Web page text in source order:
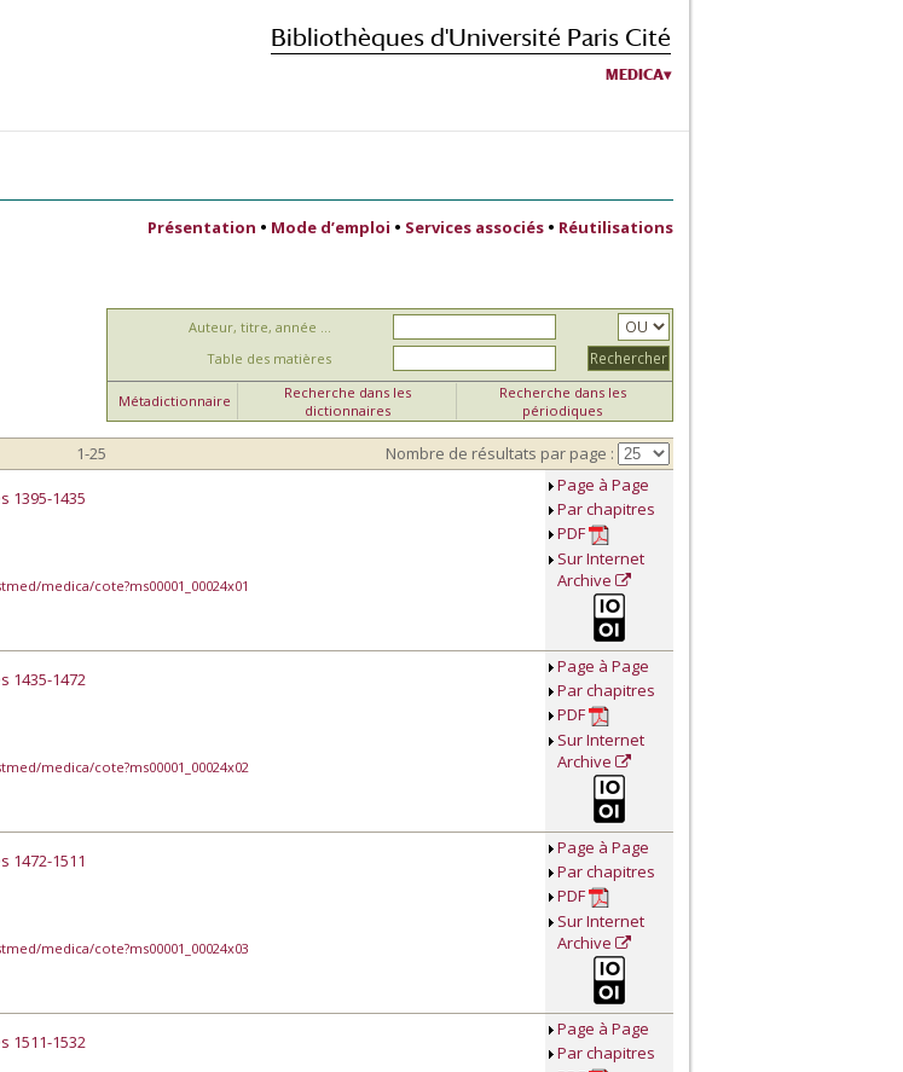
Bibliothèques d'Université Paris Cité
MEDICA
Présentation • Mode d’emploi • Services associés • Réutilisations
Auteur, titre, année ...
Table des matières
Métadictionnaire
Recherche dans les
dictionnaires
Recherche dans les
périodiques
1-25 Nombre de résultats par page :
1395-1435
medica/cote?ms00001_00024x01
Page à Page
Par chapitres
PDF
Sur Internet
Archive
1435-1472
medica/cote?ms00001_00024x02
Page à Page
Par chapitres
PDF
Sur Internet
Archive
1472-1511
medica/cote?ms00001_00024x03
Page à Page
Par chapitres
PDF
Sur Internet
Archive
1511-1532
Page à Page
Par chapitres